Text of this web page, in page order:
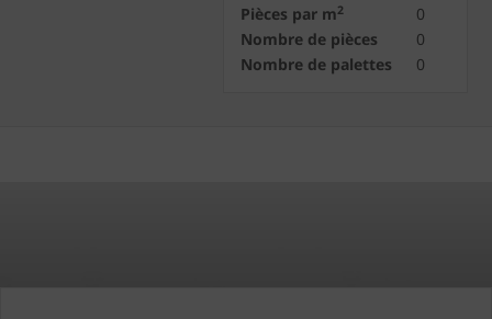
Pièces par m2
0
Nombre de pièces
0
Nombre de palettes
0